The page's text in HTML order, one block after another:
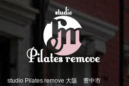
studio Pilates remove 大阪 豊中市